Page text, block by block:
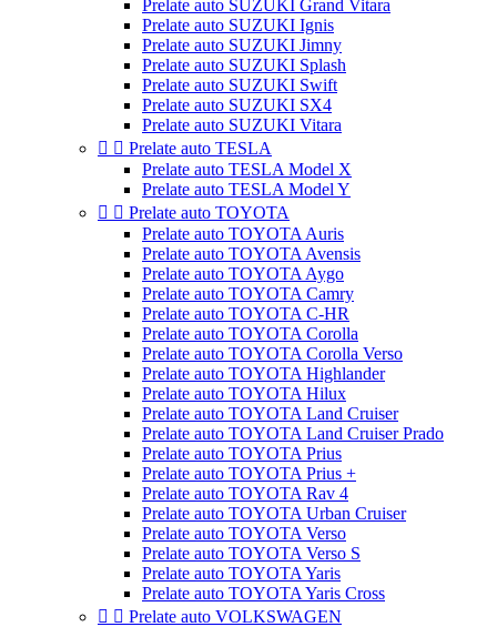
Prelate auto SUZUKI Grand Vitara
Prelate auto SUZUKI Ignis
Prelate auto SUZUKI Jimny
Prelate auto SUZUKI Splash
Prelate auto SUZUKI Swift
Prelate auto SUZUKI SX4
Prelate auto SUZUKI Vitara
  Prelate auto TESLA
Prelate auto TESLA Model X
Prelate auto TESLA Model Y
  Prelate auto TOYOTA
Prelate auto TOYOTA Auris
Prelate auto TOYOTA Avensis
Prelate auto TOYOTA Aygo
Prelate auto TOYOTA Camry
Prelate auto TOYOTA C-HR
Prelate auto TOYOTA Corolla
Prelate auto TOYOTA Corolla Verso
Prelate auto TOYOTA Highlander
Prelate auto TOYOTA Hilux
Prelate auto TOYOTA Land Cruiser
Prelate auto TOYOTA Land Cruiser Prado
Prelate auto TOYOTA Prius
Prelate auto TOYOTA Prius +
Prelate auto TOYOTA Rav 4
Prelate auto TOYOTA Urban Cruiser
Prelate auto TOYOTA Verso
Prelate auto TOYOTA Verso S
Prelate auto TOYOTA Yaris
Prelate auto TOYOTA Yaris Cross
  Prelate auto VOLKSWAGEN